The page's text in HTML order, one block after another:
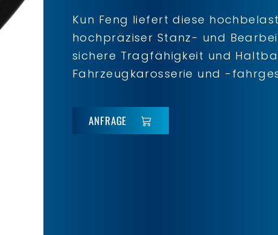
Kun Feng liefert diese
hochpräziser Stanz- und
sichere Tragfähigkeit und
Fahrzeugkarosserie und -
ANFRAGE